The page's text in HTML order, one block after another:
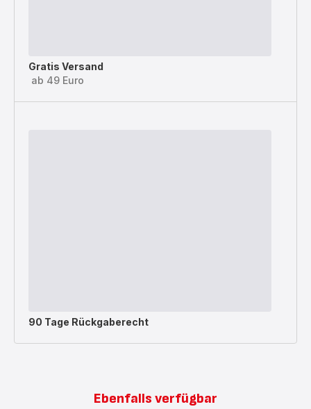
Gratis Versand
ab 49 Euro
90 Tage Rückgaberecht
Ebenfalls verfügbar